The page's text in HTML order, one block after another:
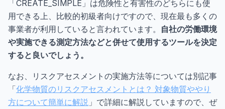
「CREATE_SIMPLE」は危険性と有害性のどちらにも使
用できる上、比較的初級者向けですので、現在最も多くの
事業者が利用していると言われています。 自社の労働環境
や実施できる測定方法などと併せて使用するツールを決定
すると良いでしょう。
なお、リスクアセスメントの実施方法等については別記事
「化学物質のリスクアセスメントとは？ 対象物質ややり
方について簡単に解説 」で詳細に解説していますので、ぜ